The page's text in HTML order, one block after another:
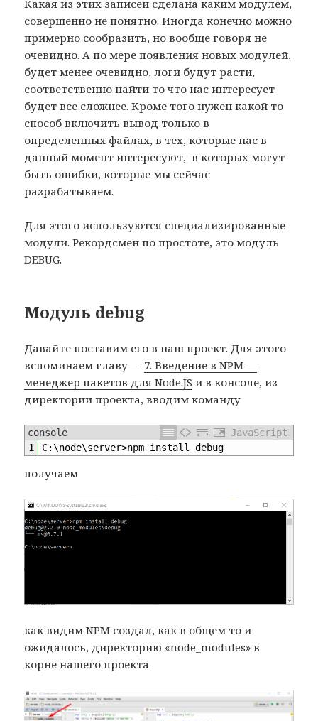
Какая из этих записей сделана каким модулем,
совершенно не понятно. Иногда конечно можно
примерно сообразить, но вообще говоря не
очевидно. А по мере появления новых модулей,
будет менее очевидно, логи будут расти,
соответственно найти то что нас интересует
будет все сложнее. Кроме того нужен какой то
способ включить вывод только в
определенных файлах, в тех, которые нас в
данный момент интересуют, в которых могут
быть ошибки, которые мы сейчас
разрабатываем.
Для этого используются специализированные
модули. Рекордсмен по простоте, это модуль
DEBUG.
Модуль debug
Давайте поставим его в наш проект. Для этого
вспоминаем главу — 7. Введение в NPM —
менеджер пакетов для Node.JS и в консоле, из
директории проекта, вводим команду
console
JavaScript
1
C:\node\server>npm install debug
получаем
как видим NPM создал, как в общем то и
ожидалось, директорию «node_modules» в
корне нашего проекта